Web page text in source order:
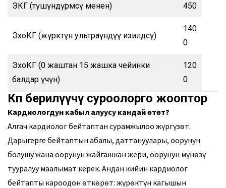
ЭКГ (түшүндүрмөсү менен) 450
ЭхоКГ (жүрөктүн ультраүндүү изилдөөсү)
140
0
ЭхоКГ (0 жаштан 15 жашка чейинки
балдар үчүн)
120
0
Көп берилүүчү суроолорго жооптор
Кардиологдун кабыл алуусу кандай өтөт?
Алгач кардиолог бейтаптан сурамжылоо жүргүзөт.
Дарыгерге бейтаптын абалы, даттануулары, оорунун
болушу жана оорунун жайгашкан жери, оорунун мүнөзү
тууралуу маалымат керек. Андан кийин кардиолог
бейтапты кароодон өткөрөт: жүрөктүн кагышын